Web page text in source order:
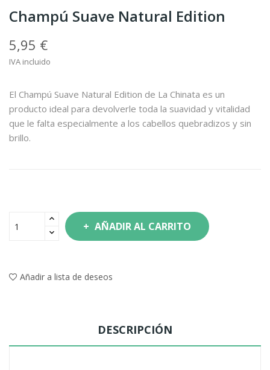
Champú Suave Natural Edition
5,95 €
IVA incluido
El Champú Suave Natural Edition de La Chinata es un
producto ideal para devolverle toda la suavidad y vitalidad
que le falta especialmente a los cabellos quebradizos y sin
brillo.
AÑADIR AL CARRITO
Añadir a lista de deseos
DESCRIPCIÓN